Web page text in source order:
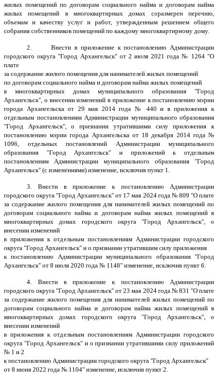
жилых помещений по договорам социального найма и договорам найма
жилых помещений в многоквартирных домах соразмерен перечню,
объемам и качеству услуг и работ, утвержденным решением общего
собрания собственников помещений по каждому многоквартирному дому.
2. Внести в приложение к постановлению Администрации
городского округа "Город Архангельск" от 2 июля 2021 года № 1264 "О
плате
за содержание жилого помещения для нанимателей жилых помещений
по договорам социального найма и договорам найма жилых помещений
в многоквартирных домах муниципального образования "Город
Архангельск", о внесении изменений в приложение к постановлению мэрии
города Архангельска от 29 мая 2014 года № 440 и в приложения к
отдельным постановлениям Администрации муниципального образования
"Город Архангельск", о признании утратившими силу приложения к
постановлению мэрии города Архангельска от 18 декабря 2014 года №
1096, отдельных постановлений Администрации муниципального
образования "Город Архангельск" и приложений к отдельным
постановлениям Администрации муниципального образования "Город
Архангельск" (с изменениями) изменение, исключив пункт 1.
3. Внести в приложение к постановлению Администрации
городского округа "Город Архангельск" от 17 мая 2024 года № 809 "О плате
за содержание жилого помещения для нанимателей жилых помещений по
договорам социального найма и договорам найма жилых помещений в
многоквартирных домах городского округа "Город Архангельск", о
внесении изменений
в приложения к отдельным постановлениям Администрации городского
округа "Город Архангельск" и о признании утратившим силу приложения
к постановлению Администрации муниципального образования "Город
Архангельск" от 8 июля 2020 года № 1148" изменение, исключив пункт 6.
4. Внести в приложение к постановлению Администрации
городского округа "Город Архангельск" от 23 мая 2024 года № 831 "О плате
за содержание жилого помещения для нанимателей жилых помещений по
договорам социального найма и договорам найма жилых помещений в
многоквартирных домах городского округа "Город Архангельск", о
внесении изменений
в приложения к отдельным постановлениям Администрации городского
округа "Город Архангельск" и о признании утратившими силу приложений
№ 1 и 2
к постановлению Администрации городского округа "Город Архангельск"
от 8 июня 2022 года № 1104" изменение, исключив пункт 2.